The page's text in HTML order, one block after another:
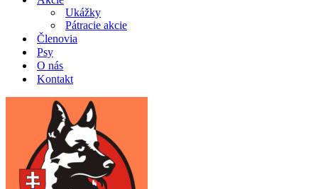
Ukážky
Pátracie akcie
Členovia
Psy
O nás
Kontakt